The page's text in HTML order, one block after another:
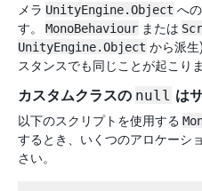
メラ UnityEngine.Object へ
す。 MonoBehaviour または
UnityEngine.Object から派
スタンスでも同じことが起こりま
カスタムクラスの null は
以下のスクリプトを使用する
するとき、いくつのアロケーシ
さい。